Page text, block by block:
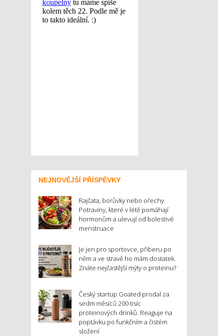
NEJNOVĚJŠÍ PŘÍSPĚVKY
Rajčata, borůvky nebo ořechy.
Potraviny, které v létě pomáhají
hormonům a ulevují od bolestivé
menstruace
Je jen pro sportovce, přiberu po
něm a ve stravě ho mám dostatek.
Znáte nejčastější mýty o proteinu?
Český startup Goated prodal za
sedm měsíců 200 tisíc
proteinových drinků. Reaguje na
poptávku po funkčním a čistém
složení